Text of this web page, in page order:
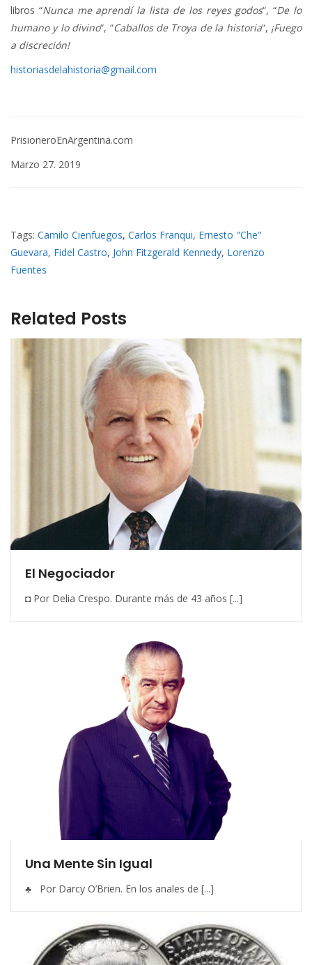
libros “Nunca me aprendí la lista de los reyes godos“, “De lo
humano y lo divino“, “Caballos de Troya de la historia“, ¡Fuego
a discreción!
historiasdelahistoria@gmail.com
PrisioneroEnArgentina.com
Marzo 27. 2019
Tags: Camilo Cienfuegos, Carlos Franqui, Ernesto "Che"
Guevara, Fidel Castro, John Fitzgerald Kennedy, Lorenzo
Fuentes
Related Posts
El Negociador
◘ Por Delia Crespo. Durante más de 43 años [...]
Una Mente Sin Igual
♣ Por Darcy O’Brien. En los anales de [...]